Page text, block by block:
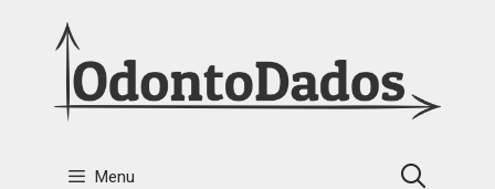
Menu